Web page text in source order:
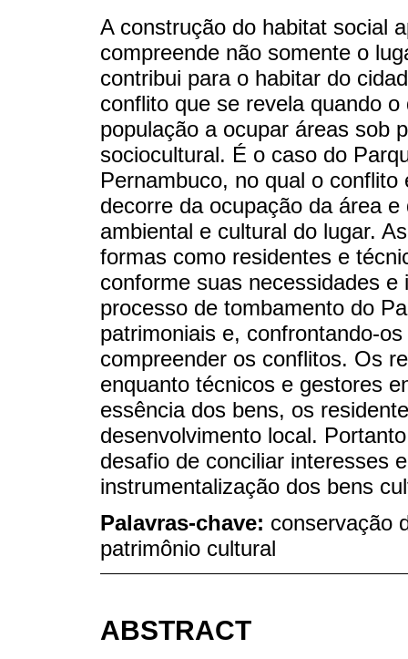
A construção do habitat social
compreende não somente o
contribui para o habitar do
conflito que se revela quando
população a ocupar áreas sob
sociocultural. É o caso do
Pernambuco, no qual o
decorre da ocupação da área
ambiental e cultural do lugar.
formas como residentes e
conforme suas necessidades
processo de tombamento do
patrimoniais e, confrontando-
compreender os conflitos. Os
enquanto técnicos e gestores
essência dos bens, os
desenvolvimento local.
desafio de conciliar interesses
instrumentalização dos bens
Palavras-chave: conservação
patrimônio cultural
ABSTRACT